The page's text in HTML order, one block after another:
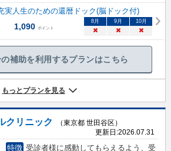
実人生のための還暦ドック(脳ドック付)
1,090 ポイント
8月 9月 10月
× × ×
補助を利用するプランはこちら
もっとプランを見る
クリニック
（東京都 世田谷区）
更新日:2026.07.31
特徴 受診者様に感動してもらえるよう、受